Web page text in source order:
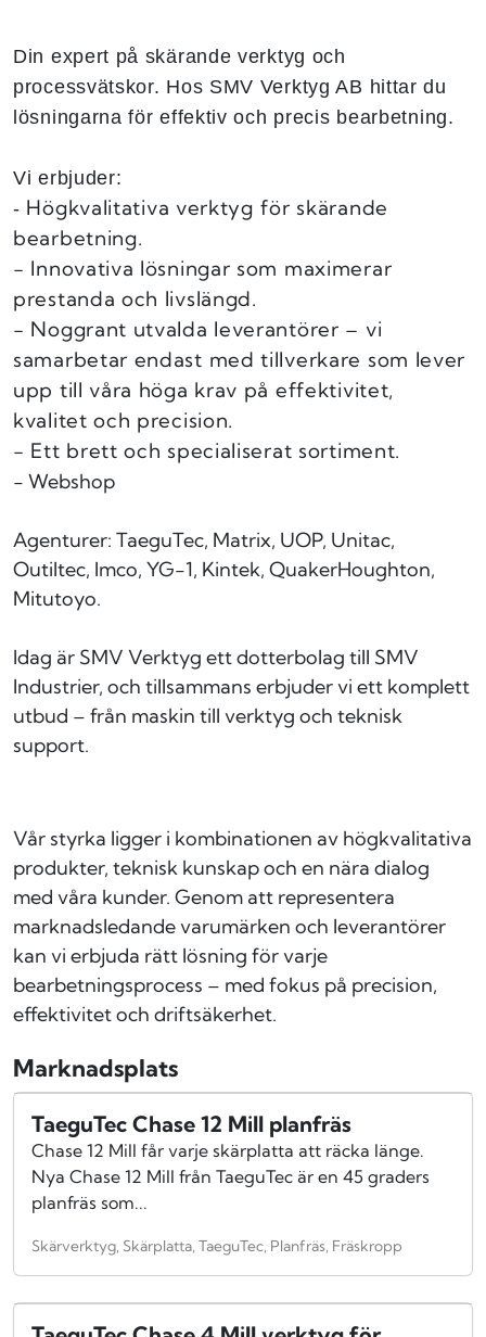
Din expert på skärande verktyg och
processvätskor. Hos SMV Verktyg AB hittar du
lösningarna för effektiv och precis bearbetning.
Vi erbjuder:
- Högkvalitativa verktyg för skärande
bearbetning.
- Innovativa lösningar som maximerar
prestanda och livslängd.
- Noggrant utvalda leverantörer – vi
samarbetar endast med tillverkare som lever
upp till våra höga krav på effektivitet,
kvalitet och precision.
- Ett brett och specialiserat sortiment.
- Webshop
Agenturer: TaeguTec, Matrix, UOP, Unitac,
Outiltec, Imco, YG-1, Kintek, QuakerHoughton,
Mitutoyo.
Idag är SMV Verktyg ett dotterbolag till SMV
Industrier, och tillsammans erbjuder vi ett komplett
utbud – från maskin till verktyg och teknisk
support.
Vår styrka ligger i kombinationen av högkvalitativa
produkter, teknisk kunskap och en nära dialog
med våra kunder. Genom att representera
marknadsledande varumärken och leverantörer
kan vi erbjuda rätt lösning för varje
bearbetningsprocess – med fokus på precision,
effektivitet och driftsäkerhet.
Marknadsplats
TaeguTec Chase 12 Mill planfräs
Chase 12 Mill får varje skärplatta att räcka länge.
Nya Chase 12 Mill från TaeguTec är en 45 graders
planfräs som...
Skärverktyg, Skärplatta, TaeguTec, Planfräs, Fräskropp